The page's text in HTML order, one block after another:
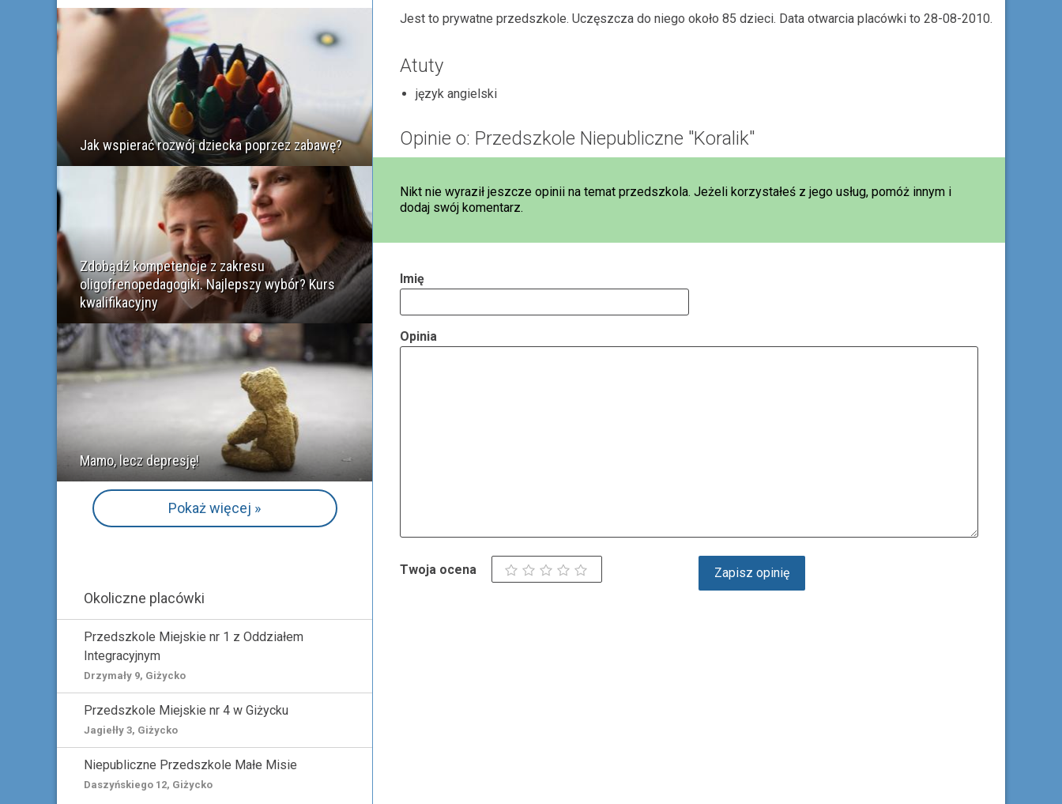
Jest to prywatne przedszkole. Uczęszcza do niego około 85 dzieci. Data otwarcia placówki to 28-08-2010.
Atuty
język angielski
Opinie o: Przedszkole Niepubliczne "Koralik"
Nikt nie wyraził jeszcze opinii na temat przedszkola. Jeżeli korzystałeś z jego usług, pomóż innym i
dodaj swój komentarz.
Imię
Opinia
Twoja ocena
Jak wspierać rozwój dziecka poprzez zabawę?
Zdobądź kompetencje z zakresu
oligofrenopedagogiki. Najlepszy wybór? Kurs
kwalifikacyjny
Mamo, lecz depresję!
Pokaż więcej »
Okoliczne placówki
Przedszkole Miejskie nr 1 z Oddziałem
Integracyjnym
Drzymały 9, Giżycko
Przedszkole Miejskie nr 4 w Giżycku
Jagiełły 3, Giżycko
Niepubliczne Przedszkole Małe Misie
Daszyńskiego 12, Giżycko